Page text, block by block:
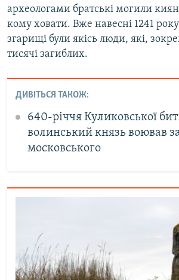
археологами братські могили
кому ховати. Вже навесні 1241
згарищі були якісь люди, які,
тисячі загиблих.
ДИВІТЬСЯ ТАКОЖ:
640-річчя Куликовської
волинський князь воював
московського